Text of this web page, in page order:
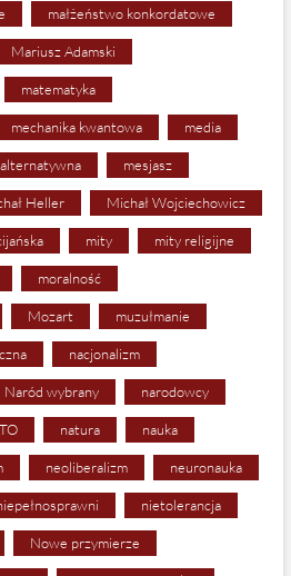
małżeństwo konkordatowe
Mariusz Adamski
matematyka
mechanika kwantowa media
mesjasz
Heller Michał Wojciechowicz
mity mity religijne
moralność
Mozart muzułmanie
nacjonalizm
Naród wybrany narodowcy
natura nauka
neoliberalizm neuronauka
nietolerancja
Nowe przymierze